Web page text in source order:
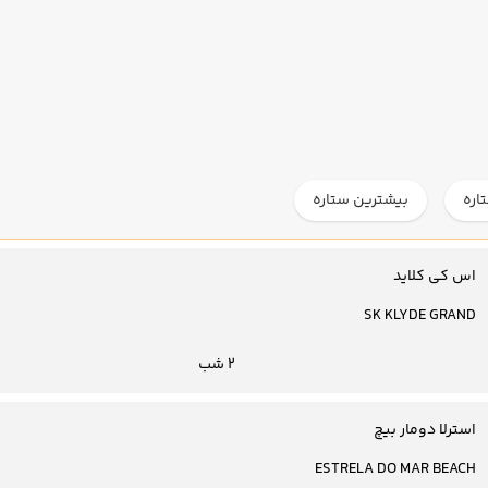
بیشترین ستاره
اس کی کلاید
SK KLYDE GRAND
2 شب
استرلا دومار بیچ
ESTRELA DO MAR BEACH